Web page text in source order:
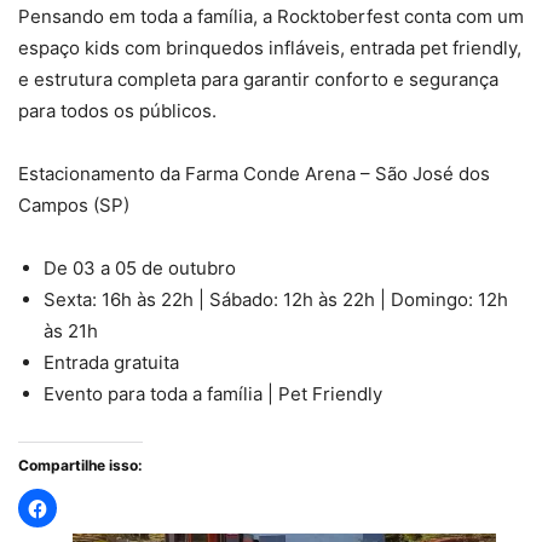
Pensando em toda a família, a Rocktoberfest conta com um
espaço kids com brinquedos infláveis, entrada pet friendly,
e estrutura completa para garantir conforto e segurança
para todos os públicos.
Estacionamento da Farma Conde Arena – São José dos
Campos (SP)
De 03 a 05 de outubro
Sexta: 16h às 22h | Sábado: 12h às 22h | Domingo: 12h
às 21h
Entrada gratuita
Evento para toda a família | Pet Friendly
Compartilhe isso: